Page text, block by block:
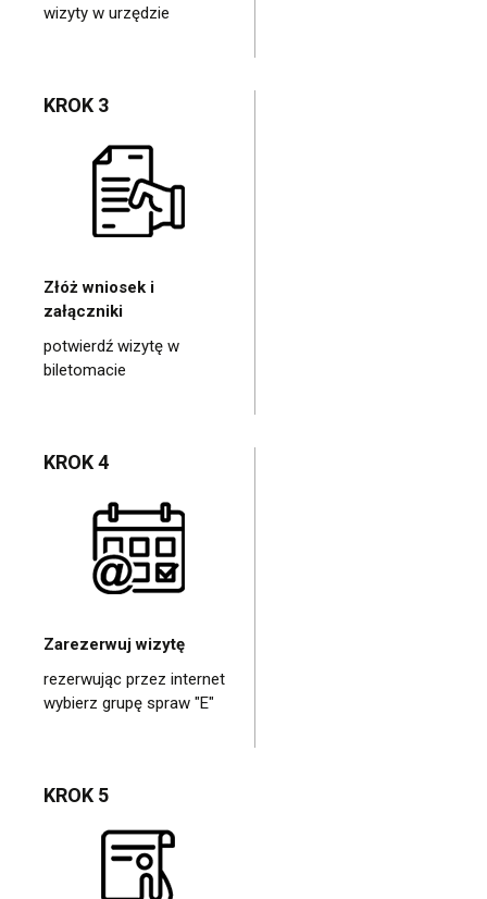
wizyty w urzędzie
KROK 3
Złóż wniosek i
załączniki
potwierdź wizytę w
biletomacie
KROK 4
Zarezerwuj wizytę
rezerwując przez internet
wybierz grupę spraw "E"
KROK 5